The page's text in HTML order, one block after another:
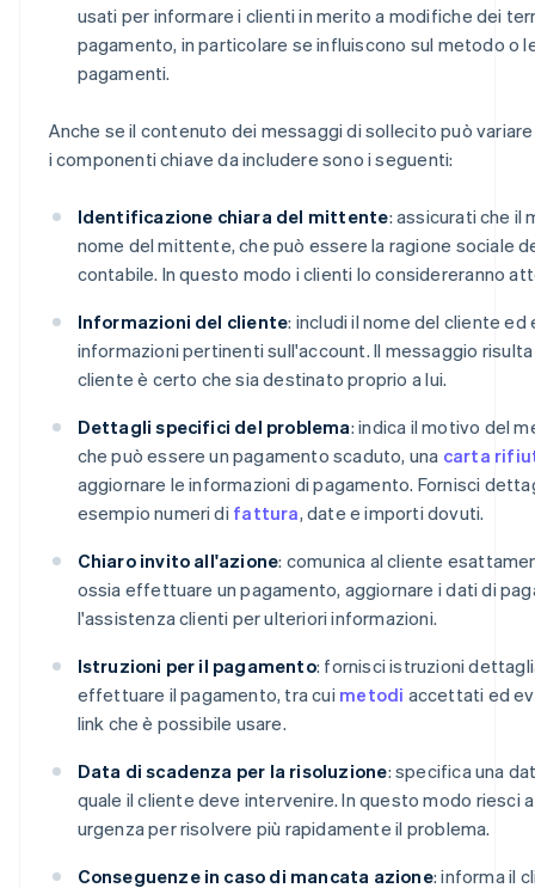
usati per informare i clienti in merito a modifiche dei
pagamento, in particolare se influiscono sul metodo o
pagamenti.
Anche se il contenuto dei messaggi di sollecito può
i componenti chiave da includere sono i seguenti:
Identificazione chiara del mittente: assicurati che il
nome del mittente, che può essere la ragione sociale
contabile. In questo modo i clienti lo considereranno
Informazioni del cliente: includi il nome del cliente
informazioni pertinenti sull'account. Il messaggio
cliente è certo che sia destinato proprio a lui.
Dettagli specifici del problema: indica il motivo del
che può essere un pagamento scaduto, una carta
aggiornare le informazioni di pagamento. Fornisci
esempio numeri di fattura, date e importi dovuti.
Chiaro invito all'azione: comunica al cliente
ossia effettuare un pagamento, aggiornare i dati di
l'assistenza clienti per ulteriori informazioni.
Istruzioni per il pagamento: fornisci istruzioni
effettuare il pagamento, tra cui metodi accettati ed
link che è possibile usare.
Data di scadenza per la risoluzione: specifica una
quale il cliente deve intervenire. In questo modo riesci
urgenza per risolvere più rapidamente il problema.
Conseguenze in caso di mancata azione: informa il